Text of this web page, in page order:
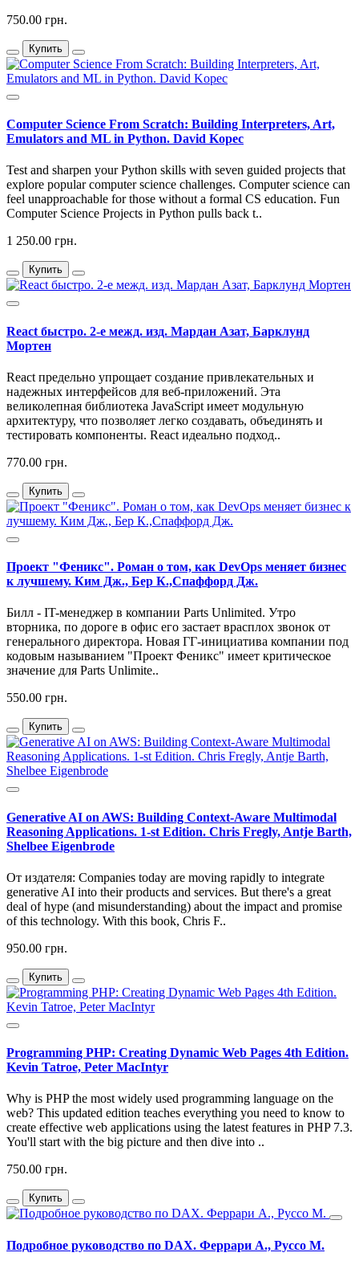
750.00 грн.
Купить
Computer Science From Scratch: Building Interpreters, Art,
Emulators and ML in Python. David Kopec
Test and sharpen your Python skills with seven guided projects that
explore popular computer science challenges. Computer science can
feel unapproachable for those without a formal CS education. Fun
Computer Science Projects in Python pulls back t..
1 250.00 грн.
Купить
React быстро. 2-е межд. изд. Мардан Азат, Барклунд
Мортен
React предельно упрощает создание привлекательных и
надежных интерфейсов для веб-приложений. Эта
великолепная библиотека JavaScript имеет модульную
архитектуру, что позволяет легко создавать, объединять и
тестировать компоненты. React идеально подход..
770.00 грн.
Купить
Проект "Феникс". Роман о том, как DevOps меняет бизнес
к лучшему. Ким Дж., Бер К.,Спаффорд Дж.
Билл - IT-менеджер в компании Parts Unlimited. Утро
вторника, по дороге в офис его застает врасплох звонок от
генерального директора. Новая ГГ-инициатива компании под
кодовым называнием "Проект Феникс" имеет критическое
значение для Parts Unlimite..
550.00 грн.
Купить
Generative AI on AWS: Building Context-Aware Multimodal
Reasoning Applications. 1-st Edition. Chris Fregly, Antje Barth,
Shelbee Eigenbrode
От издателя: Companies today are moving rapidly to integrate
generative AI into their products and services. But there's a great
deal of hype (and misunderstanding) about the impact and promise
of this technology. With this book, Chris F..
950.00 грн.
Купить
Programming PHP: Creating Dynamic Web Pages 4th Edition.
Kevin Tatroe, Peter MacIntyr
Why is PHP the most widely used programming language on the
web? This updated edition teaches everything you need to know to
create effective web applications using the latest features in PHP 7.3.
You'll start with the big picture and then dive into ..
750.00 грн.
Купить
Подробное руководство по DAX. Феррари А., Руссо М.